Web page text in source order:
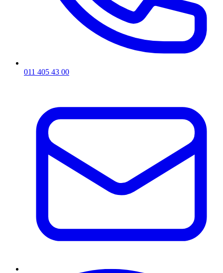
011 405 43 00